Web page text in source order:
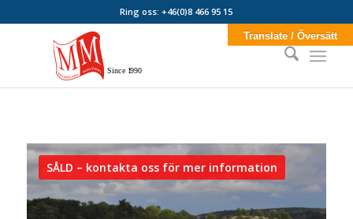
Ring oss: +46(0)8 466 95 15
Since 1990
SÅLD – kontakta oss för mer information
Translate / Översätt